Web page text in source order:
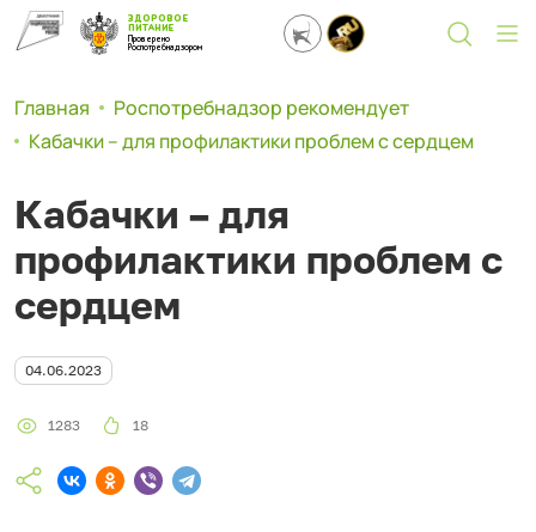
ЗДОРОВОЕ
ПИТАНИЕ
Проверено
Роспотребнадзором
Главная
Роспотребнадзор рекомендует
Кабачки – для профилактики проблем с сердцем
Кабачки – для
профилактики проблем с
сердцем
04.06.2023
1283 18